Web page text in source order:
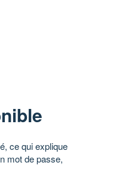
ce qui explique
mot de passe,